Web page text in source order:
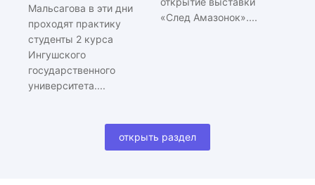
Мальсагова в эти дни
проходят практику
студенты 2 курса
Ингушского
государственного
университета....
«След Амазонок»....
открыть раздел